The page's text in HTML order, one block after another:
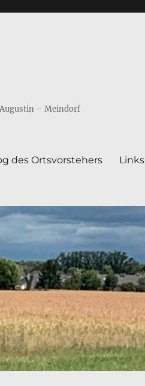
– Meindorf
des Ortsvorstehers Links